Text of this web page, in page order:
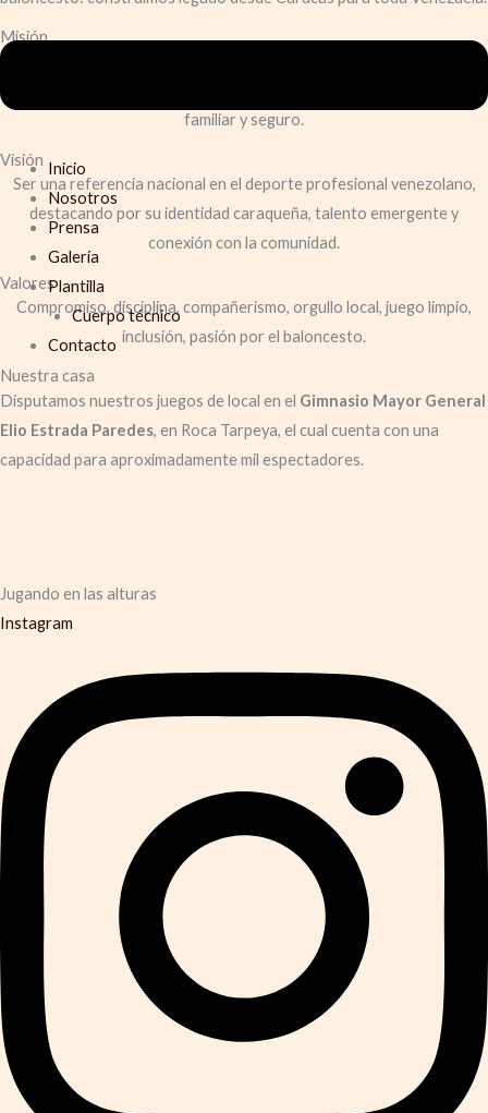
Inicio
Nosotros
Prensa
Galería
Plantilla
Cuerpo técnico
Contacto
Misión
familiar y seguro.
Visión
Ser una referencia nacional en el deporte profesional venezolano,
destacando por su identidad caraqueña, talento emergente y
conexión con la comunidad.
Valores
Compromiso, disciplina, compañerismo, orgullo local, juego limpio,
inclusión, pasión por el baloncesto.
Nuestra casa
Disputamos nuestros juegos de local en el Gimnasio Mayor General
Elio Estrada Paredes, en Roca Tarpeya, el cual cuenta con una
capacidad para aproximadamente mil espectadores.
Jugando en las alturas
Instagram